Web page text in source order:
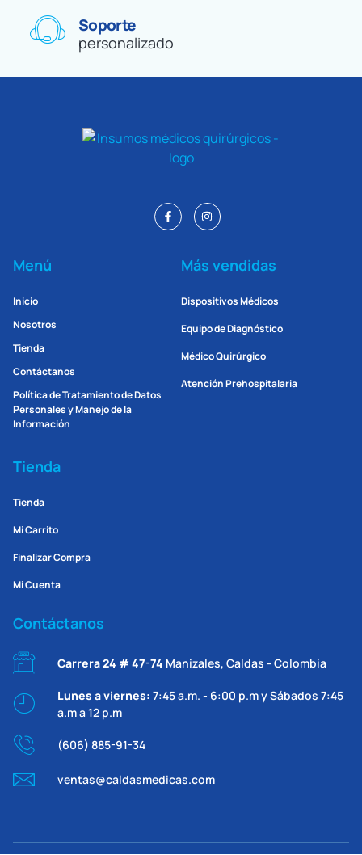
Soporte
personalizado
Menú
Inicio
Nosotros
Tienda
Contáctanos
Política de Tratamiento de Datos
Personales y Manejo de la
Información
Más vendidas
Dispositivos Médicos
Equipo de Diagnóstico
Médico Quirúrgico
Atención Prehospitalaria
Tienda
Tienda
Mi Carrito
Finalizar Compra
Mi Cuenta
Contáctanos
Carrera 24 # 47-74 Manizales, Caldas - Colombia
Lunes a viernes: 7:45 a.m. - 6:00 p.m y Sábados 7:45
a.m a 12 p.m
(606) 885-91-34
ventas@caldasmedicas.com